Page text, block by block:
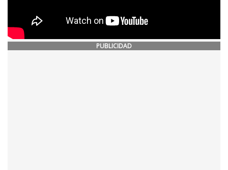
PUBLICIDAD